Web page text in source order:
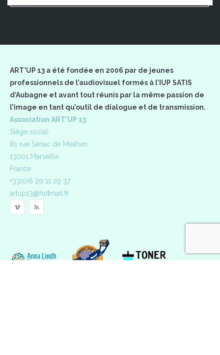
ART’UP 13 a été fondée en 2006 par de jeunes
professionnels de l’audiovisuel formés à l’IUP SATIS
d’Aubagne et avant tout réunis par la même passion de
l’image en tant qu’outil de dialogue et de transmission.
Association ART'UP 13
Siège social:
81 rue Sénac de Meilhan
13001 Marseille
France
+33(0)6 20 11 29 37
artup13@hotmail.fr